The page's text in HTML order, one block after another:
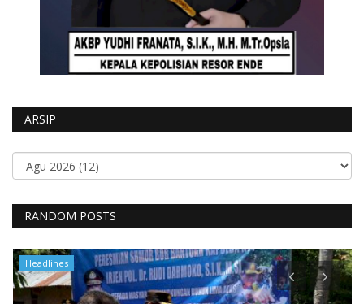
ARSIP
RANDOM POSTS
Polisi Kita